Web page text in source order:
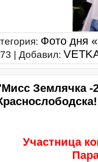
Фото дня
| Добавил:
Землячка -
Участница